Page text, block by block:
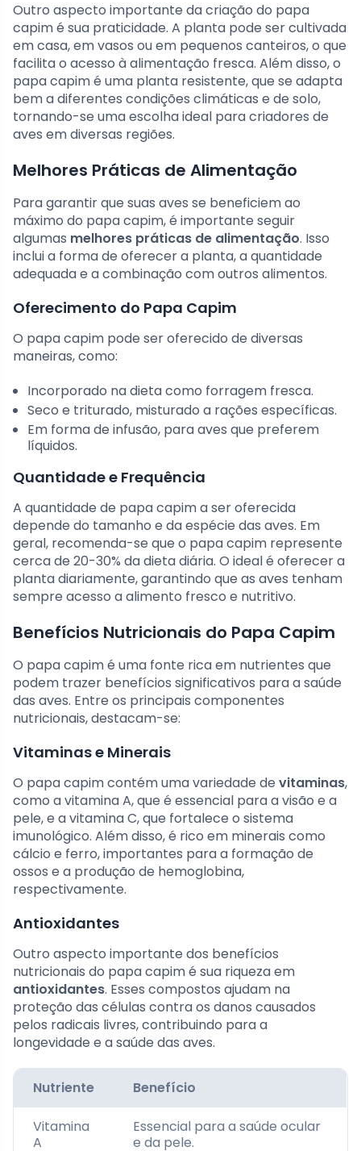
Outro aspecto importante da criação do papa
capim é sua praticidade. A planta pode ser cultivada
em casa, em vasos ou em pequenos canteiros, o que
facilita o acesso à alimentação fresca. Além disso, o
papa capim é uma planta resistente, que se adapta
bem a diferentes condições climáticas e de solo,
tornando-se uma escolha ideal para criadores de
aves em diversas regiões.
Melhores Práticas de Alimentação
Para garantir que suas aves se beneficiem ao
máximo do papa capim, é importante seguir
algumas melhores práticas de alimentação. Isso
inclui a forma de oferecer a planta, a quantidade
adequada e a combinação com outros alimentos.
Oferecimento do Papa Capim
O papa capim pode ser oferecido de diversas
maneiras, como:
Incorporado na dieta como forragem fresca.
Seco e triturado, misturado a rações específicas.
Em forma de infusão, para aves que preferem
líquidos.
Quantidade e Frequência
A quantidade de papa capim a ser oferecida
depende do tamanho e da espécie das aves. Em
geral, recomenda-se que o papa capim represente
cerca de 20-30% da dieta diária. O ideal é oferecer a
planta diariamente, garantindo que as aves tenham
sempre acesso a alimento fresco e nutritivo.
Benefícios Nutricionais do Papa Capim
O papa capim é uma fonte rica em nutrientes que
podem trazer benefícios significativos para a saúde
das aves. Entre os principais componentes
nutricionais, destacam-se:
Vitaminas e Minerais
O papa capim contém uma variedade de vitaminas,
como a vitamina A, que é essencial para a visão e a
pele, e a vitamina C, que fortalece o sistema
imunológico. Além disso, é rico em minerais como
cálcio e ferro, importantes para a formação de
ossos e a produção de hemoglobina,
respectivamente.
Antioxidantes
Outro aspecto importante dos benefícios
nutricionais do papa capim é sua riqueza em
antioxidantes. Esses compostos ajudam na
proteção das células contra os danos causados
pelos radicais livres, contribuindo para a
longevidade e a saúde das aves.
Nutriente Benefício
Vitamina
A
Essencial para a saúde ocular
e da pele.